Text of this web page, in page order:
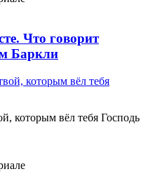
Что говорит
Баркли
которым вёл тебя Господь